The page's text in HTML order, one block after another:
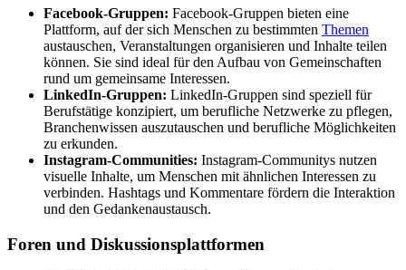
Facebook-Gruppen: Facebook-Gruppen bieten eine
Plattform, auf der sich Menschen zu bestimmten Themen
austauschen, Veranstaltungen organisieren und Inhalte teilen
können. Sie sind ideal für den Aufbau von Gemeinschaften
rund um gemeinsame Interessen.
LinkedIn-Gruppen: LinkedIn-Gruppen sind speziell für
Berufstätige konzipiert, um berufliche Netzwerke zu pflegen,
Branchenwissen auszutauschen und berufliche Möglichkeiten
zu erkunden.
Instagram-Communities: Instagram-Communitys nutzen
visuelle Inhalte, um Menschen mit ähnlichen Interessen zu
verbinden. Hashtags und Kommentare fördern die Interaktion
und den Gedankenaustausch.
Foren und Diskussionsplattformen